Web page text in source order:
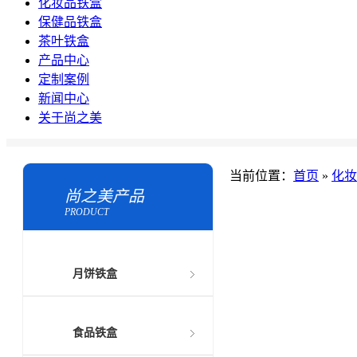
保健品铁盒
茶叶铁盒
产品中心
定制案例
新闻中心
关于尚之美
当前位置： 首页 » 化
尚之美产品
PRODUCT
月饼铁盒
食品铁盒